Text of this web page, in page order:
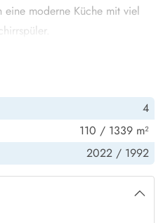
moderne Küche mit viel
Platz für die ganze Familie
oder euch in die gemütliche
und geschmackvoll
Farben und die mit Holz
zum Verweilen ein.
4
110 / 1339 m²
2022 / 1992